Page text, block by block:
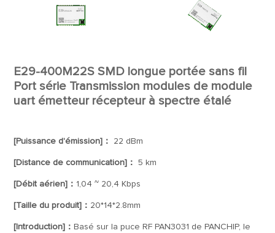
E29-400M22S SMD longue portée sans fil
Port série Transmission modules de module
uart émetteur récepteur à spectre étalé
[Puissance d'émission]： 22 dBm
[Distance de communication]： 5 km
[Débit aérien]： 1,04 ~ 20,4 Kbps
[Taille du produit]： 20*14*2.8mm
[Introduction]： Basé sur la puce RF PAN3031 de PANCHIP, le